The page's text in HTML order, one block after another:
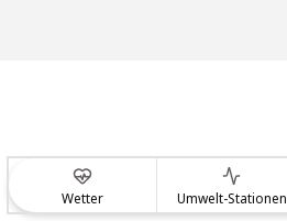
Wetter Umwelt-Stationen